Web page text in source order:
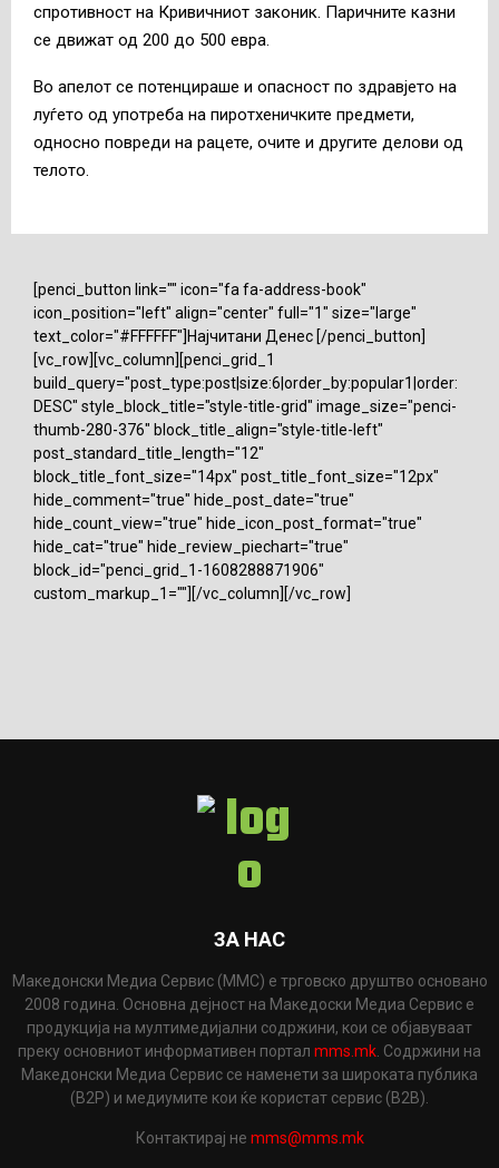
спротивност на Кривичниот законик. Паричните казни
се движат од 200 до 500 евра.
Во апелот се потенцираше и опасност по здравјето на
луѓето од употреба на пиротхеничките предмети,
односно повреди на рацете, очите и другите делови од
телото.
[penci_button link="" icon="fa fa-address-book"
icon_position="left" align="center" full="1" size="large"
text_color="#FFFFFF"]Најчитани Денес [/penci_button]
[vc_row][vc_column][penci_grid_1
build_query="post_type:post|size:6|order_by:popular1|order:
DESC" style_block_title="style-title-grid" image_size="penci-
thumb-280-376" block_title_align="style-title-left"
post_standard_title_length="12"
block_title_font_size="14px" post_title_font_size="12px"
hide_comment="true" hide_post_date="true"
hide_count_view="true" hide_icon_post_format="true"
hide_cat="true" hide_review_piechart="true"
block_id="penci_grid_1-1608288871906"
custom_markup_1=""][/vc_column][/vc_row]
ЗА НАС
Македонски Медиа Сервис (ММС) е трговско друштво основано
2008 година. Основна дејност на Македоски Медиа Сервис е
продукција на мултимедијални содржини, кои се објавуваат
преку основниот информативен портал mms.mk . Содржини на
Македонски Медиа Сервис се наменети за широката публика
(B2P) и медиумите кои ќе користат сервис (B2B).
Контактирај не mms@mms.mk